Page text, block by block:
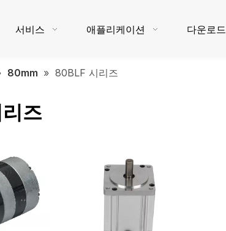
서비스 애플리케이션 다운로드
80mm » 80BLF 시리즈
즈